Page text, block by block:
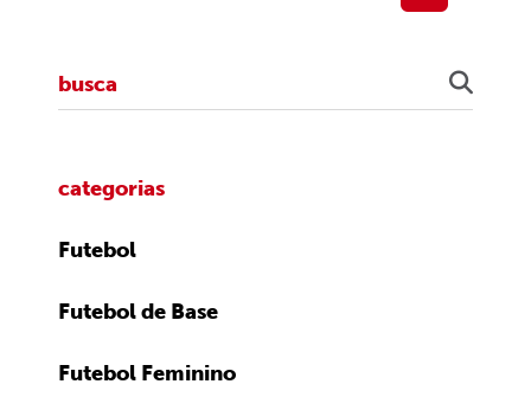
categorias
Futebol
Futebol de Base
Futebol Feminino